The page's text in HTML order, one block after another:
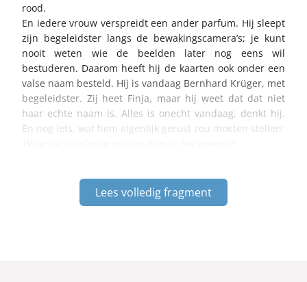
rood.
En iedere vrouw verspreidt een ander parfum. Hij sleept
zijn begeleidster langs de bewakingscamera’s; je kunt
nooit weten wie de beelden later nog eens wil
bestuderen. Daarom heeft hij de kaarten ook onder een
valse naam besteld. Hij is vandaag Bernhard Krüger, met
begeleidster. Zij heet Finja, maar hij weet dat dat niet
haar echte naam is. Alles is onecht vandaag, denkt hij.
En nog iets, wat hem eigenlijk gerust zou moeten stellen:
Lees volledig fragment